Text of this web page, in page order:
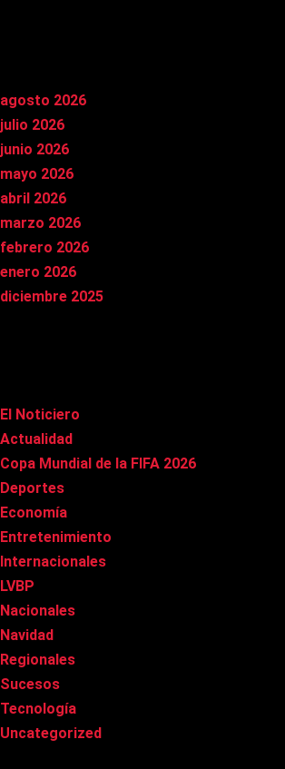
agosto 2026
julio 2026
junio 2026
mayo 2026
abril 2026
marzo 2026
febrero 2026
enero 2026
diciembre 2025
El Noticiero
Actualidad
Copa Mundial de la FIFA 2026
Deportes
Economía
Entretenimiento
Internacionales
LVBP
Nacionales
Navidad
Regionales
Sucesos
Tecnología
Uncategorized